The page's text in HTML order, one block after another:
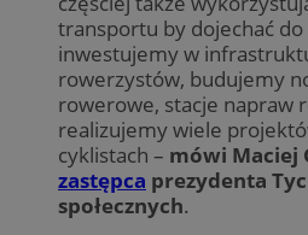
transportu by dojechać
inwestujemy w
rowerzystów, budujemy
rowerowe, stacje napraw
realizujemy wiele
cyklistach – mówi Maciej
zastępca prezydenta
społecznych.